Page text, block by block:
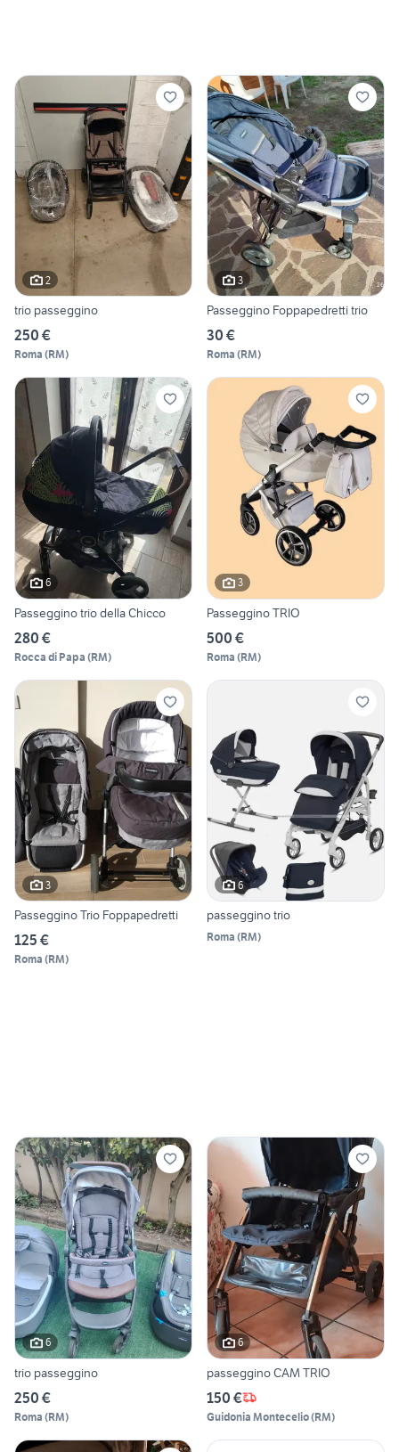
2
trio passeggino
250 €
Roma (RM)
3
Passeggino Foppapedretti trio
30 €
Roma (RM)
6
Passeggino trio della Chicco
280 €
Rocca di Papa (RM)
3
Passeggino TRIO
500 €
Roma (RM)
3
Passeggino Trio Foppapedretti
125 €
Roma (RM)
6
passeggino trio
Roma (RM)
6
trio passeggino
250 €
Roma (RM)
6
passeggino CAM TRIO
150 €
Guidonia Montecelio(RM)